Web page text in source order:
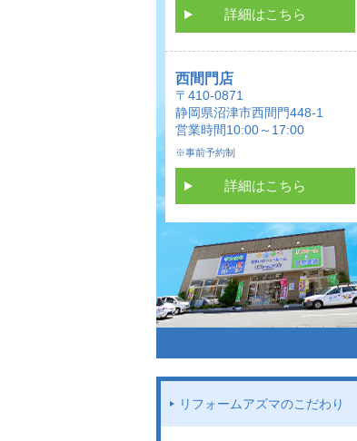
詳細はこちら
西間門店
〒410-0871
静岡県沼津市西間門448-1
営業時間10:00～17:00
※事前予約制
詳細はこちら
リフォームアズマのこだわり